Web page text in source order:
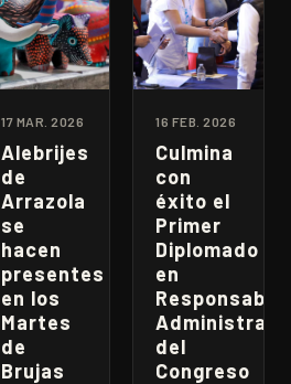
17 MAR. 2026
Alebrijes
de
Arrazola
se
hacen
presentes
en los
Martes
de
Brujas
16 FEB. 2026
Culmina
con
éxito el
Primer
Diplomado
en
del
Congreso